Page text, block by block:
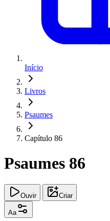
Início
Livros
Psaumes
Capítulo 86
Psaumes 86
Ouvir Criar
Aa